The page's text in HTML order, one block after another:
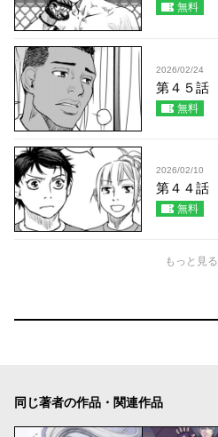
無料
2026/02/24
第４５話
無料
2026/02/10
第４４話
無料
もっと見る
同じ著者の作品・関連作品